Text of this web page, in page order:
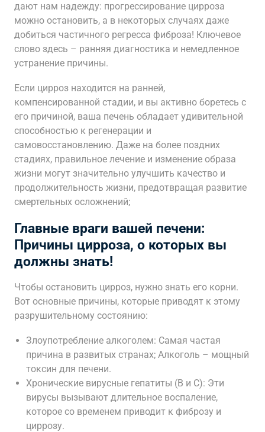
дают нам надежду: прогрессирование цирроза
можно остановить, а в некоторых случаях даже
добиться частичного регресса фиброза! Ключевое
слово здесь – ранняя диагностика и немедленное
устранение причины.
Если цирроз находится на ранней,
компенсированной стадии, и вы активно боретесь с
его причиной, ваша печень обладает удивительной
способностью к регенерации и
самовосстановлению. Даже на более поздних
стадиях, правильное лечение и изменение образа
жизни могут значительно улучшить качество и
продолжительность жизни, предотвращая развитие
смертельных осложнений;
Главные враги вашей печени:
Причины цирроза, о которых вы
должны знать!
Чтобы остановить цирроз, нужно знать его корни.
Вот основные причины, которые приводят к этому
разрушительному состоянию:
Злоупотребление алкоголем: Самая частая
причина в развитых странах; Алкоголь – мощный
токсин для печени.
Хронические вирусные гепатиты (В и С): Эти
вирусы вызывают длительное воспаление,
которое со временем приводит к фиброзу и
циррозу.